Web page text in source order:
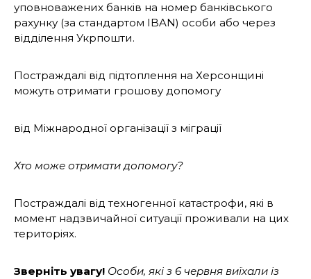
уповноважених банків на номер банківського
рахунку (за стандартом IBAN) особи або через
відділення Укрпошти.
Постраждалі від підтоплення на Херсонщині
можуть отримати грошову допомогу
від Міжнародної організації з міграції
Хто може отримати допомогу?
Постраждалі від техногенної катастрофи, які в
момент надзвичайної ситуації проживали на цих
територіях.
Зверніть увагу! Особи, які з 6 червня виїхали із